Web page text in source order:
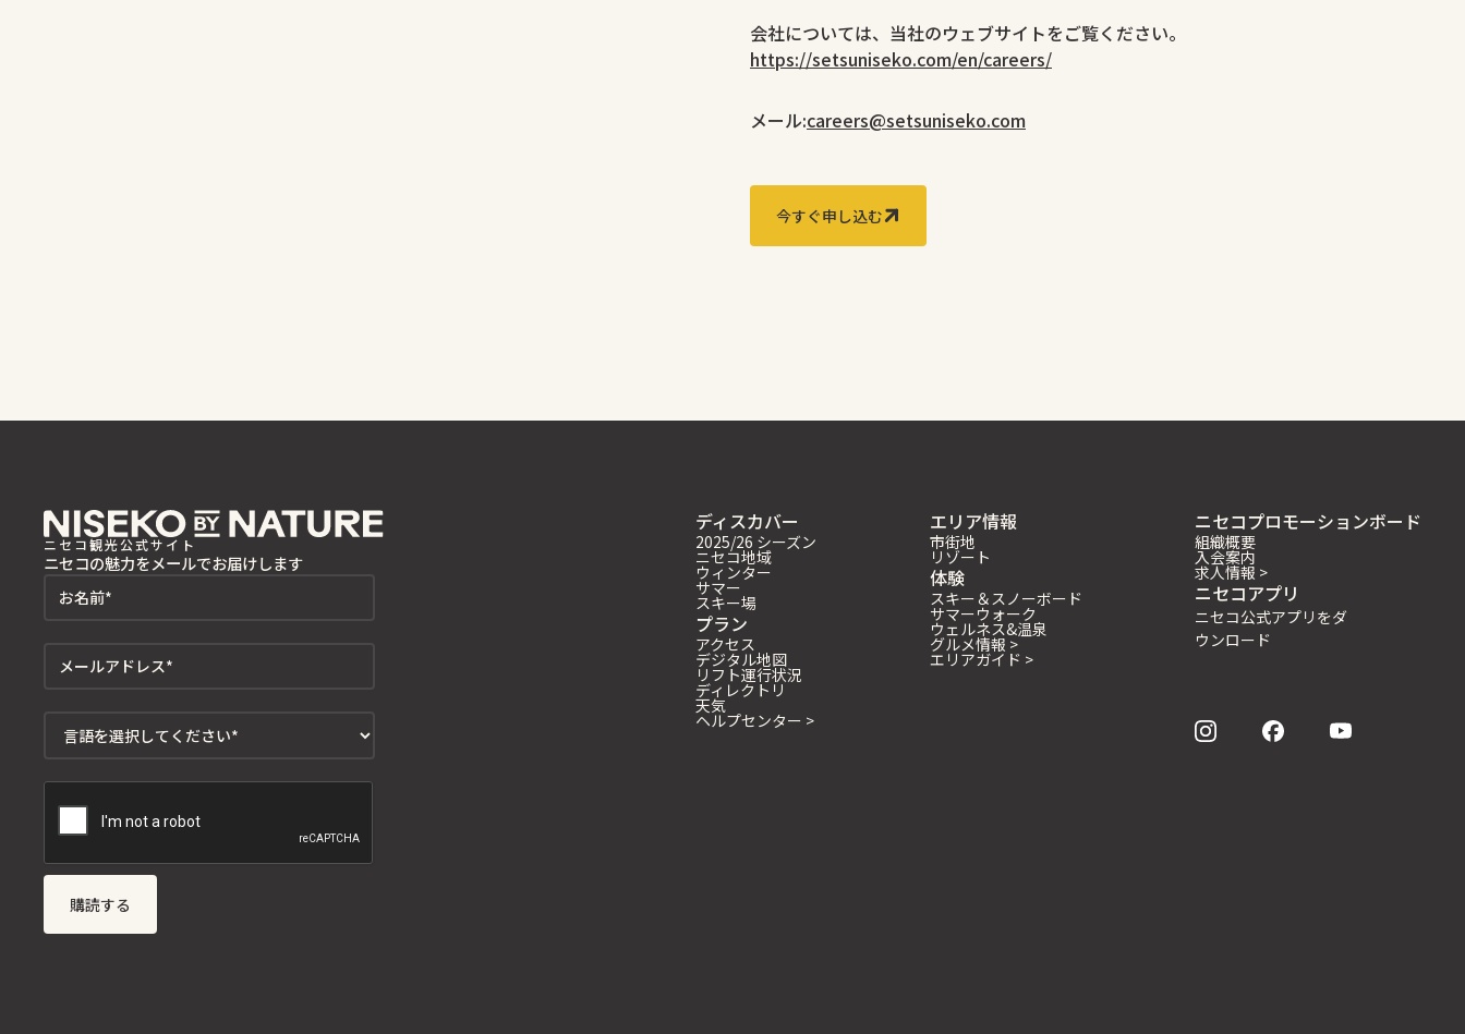
会社については、当社のウェブサイトをご覧ください。
https://setsuniseko.com/en/careers/
メール:careers@setsuniseko.com
今すぐ申し込む
ニセコ観光公式サイト
ニセコの魅力をメールでお届けします
ディスカバー
2025/26 シーズン
ニセコ地域
ウィンター
サマー
スキー場
プラン
アクセス
デジタル地図
リフト運行状況
ディレクトリ
天気
ヘルプセンター >
エリア情報
市街地
リゾート
体験
スキー＆スノーボード
サマーウォーク
ウェルネス&温泉
グルメ情報 >
エリアガイド >
ニセコプロモーションボード
組織概要
入会案内
求人情報 >
ニセコアプリ
ニセコ公式アプリをダ
ウンロード